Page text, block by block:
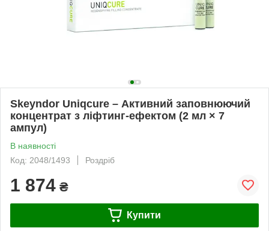
Skeyndor Uniqcure – Активний заповнюючий
концентрат з ліфтинг-ефектом (2 мл × 7
ампул)
В наявності
Код: 2048/1493
Роздріб
1 874 ₴
Купити